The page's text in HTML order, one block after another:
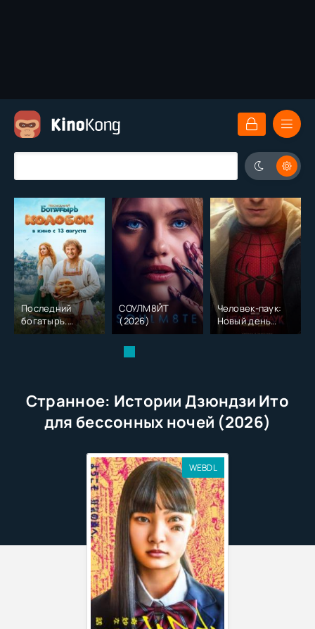
Последний
богатырь.
Колобок (2026)
СОУЛМ8ЙТ
(2026)
Человек-паук:
Новый день
(2026)
Странное: Истории Дзюндзи Ито
для бессонных ночей (2026)
WEBDL